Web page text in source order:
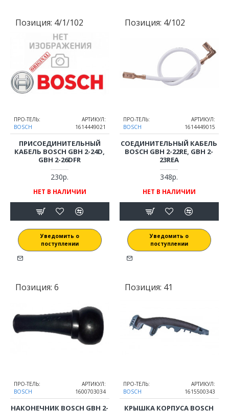
Позиция: 4/1/102
ПРО-ТЕЛЬ:
BOSCH
АРТИКУЛ:
1614449021
ПРИСОЕДИНИТЕЛЬНЫЙ
КАБЕЛЬ BOSCH GBH 2-24D,
GBH 2-26DFR
230р.
НЕТ В НАЛИЧИИ
Уведомить о
поступлении
Позиция: 4/102
ПРО-ТЕЛЬ:
BOSCH
АРТИКУЛ:
1614449015
СОЕДИНИТЕЛЬНЫЙ КАБЕЛЬ
BOSCH GBH 2-22RE, GBH 2-
23REA
348р.
НЕТ В НАЛИЧИИ
Уведомить о
поступлении
Позиция: 6
ПРО-ТЕЛЬ:
BOSCH
АРТИКУЛ:
1600703034
НАКОНЕЧНИК BOSCH GBH 2-
Позиция: 41
ПРО-ТЕЛЬ:
BOSCH
АРТИКУЛ:
1615500343
КРЫШКА КОРПУСА BOSCH